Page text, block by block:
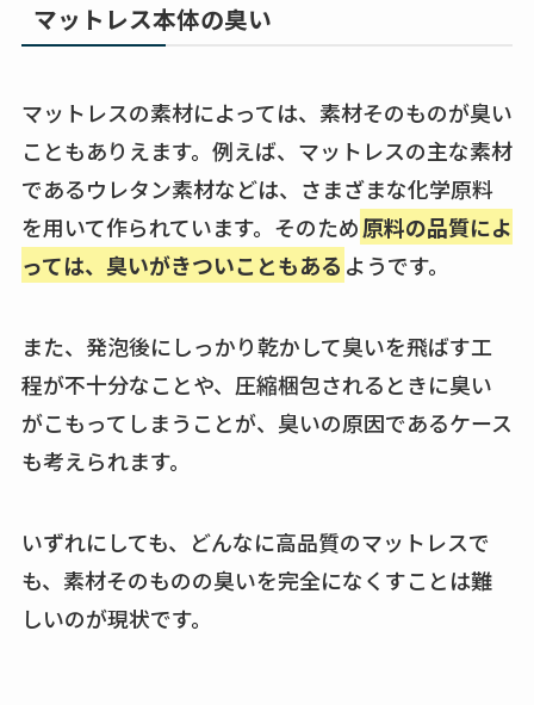
マットレス本体の臭い
マットレスの素材によっては、素材そのものが臭い
こともありえます。例えば、マットレスの主な素材
であるウレタン素材などは、さまざまな化学原料
を用いて作られています。そのため原料の品質によ
っては、臭いがきついこともある ようです。
また、発泡後にしっかり乾かして臭いを飛ばす工
程が不十分なことや、圧縮梱包されるときに臭い
がこもってしまうことが、臭いの原因であるケース
も考えられます。
いずれにしても、どんなに高品質のマットレスで
も、素材そのものの臭いを完全になくすことは難
しいのが現状です。